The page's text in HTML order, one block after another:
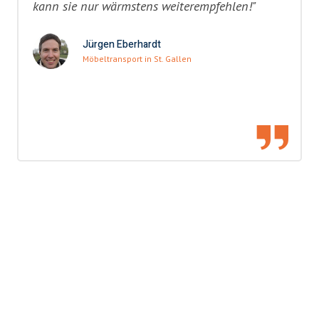
kann sie nur wärmstens weiterempfehlen!"
Jürgen Eberhardt
Möbeltransport in St. Gallen